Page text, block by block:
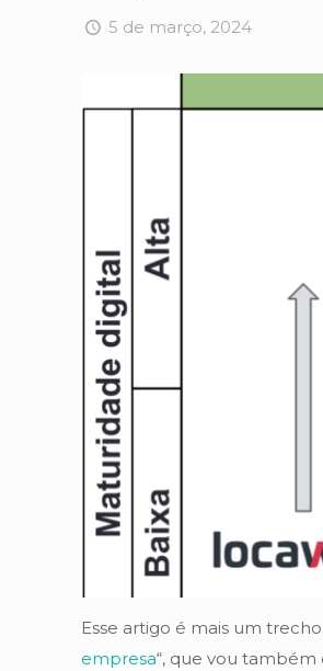
5 de março, 2024
Esse artigo é mais um
empresa“, que vou